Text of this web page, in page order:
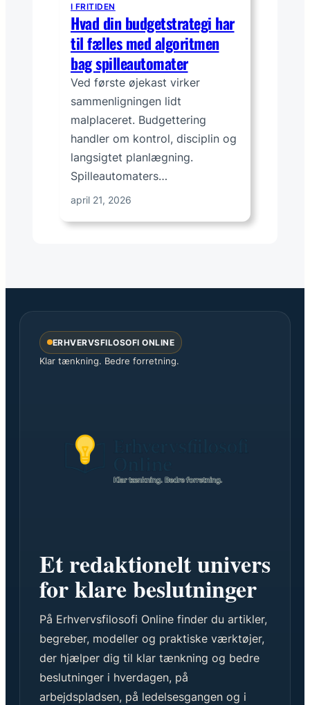
I FRITIDEN
Hvad din budgetstrategi har
til fælles med algoritmen
bag spilleautomater
Ved første øjekast virker
sammenligningen lidt
malplaceret. Budgettering
handler om kontrol, disciplin og
langsigtet planlægning.
Spilleautomaters…
april 21, 2026
ERHVERVSFILOSOFI ONLINE
Klar tænkning. Bedre forretning.
Et redaktionelt univers
for klare beslutninger
På Erhvervsfilosofi Online finder du artikler,
begreber, modeller og praktiske værktøjer,
der hjælper dig til klar tænkning og bedre
beslutninger i hverdagen, på
arbejdspladsen, på ledelsesgangen og i